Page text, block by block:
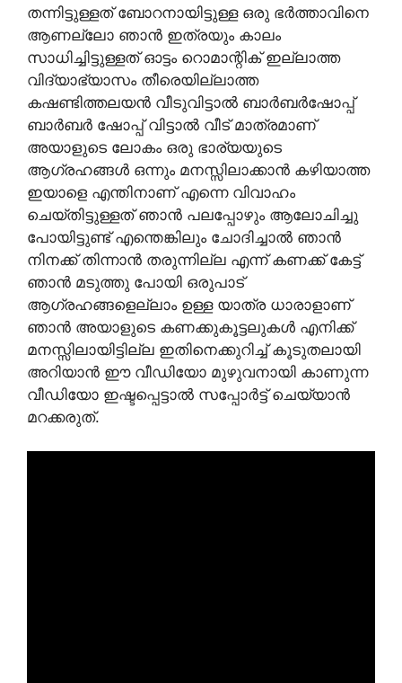
തന്നിട്ടുള്ളത് ബോറനായിട്ടുള്ള ഒരു ഭർത്താവിനെ
ആണല്ലോ ഞാൻ ഇത്രയും കാലം
സാധിച്ചിട്ടുള്ളത് ഓട്ടം റൊമാന്റിക് ഇല്ലാത്ത
വിദ്യാഭ്യാസം തീരെയില്ലാത്ത
കഷണ്ടിത്തലയൻ വീടുവിട്ടാൽ ബാർബർഷോപ്പ്
ബാർബർ ഷോപ്പ് വിട്ടാൽ വീട് മാത്രമാണ്
അയാളുടെ ലോകം ഒരു ഭാര്യയുടെ
ആഗ്രഹങ്ങൾ ഒന്നും മനസ്സിലാക്കാൻ കഴിയാത്ത
ഇയാളെ എന്തിനാണ് എന്നെ വിവാഹം
ചെയ്തിട്ടുള്ളത് ഞാൻ പലപ്പോഴും ആലോചിച്ചു
പോയിട്ടുണ്ട് എന്തെങ്കിലും ചോദിച്ചാൽ ഞാൻ
നിനക്ക് തിന്നാൻ തരുന്നില്ല എന്ന് കണക്ക് കേട്ട്
ഞാൻ മടുത്തു പോയി ഒരുപാട്
ആഗ്രഹങ്ങളെല്ലാം ഉള്ള യാത്ര ധാരാളാണ്
ഞാൻ അയാളുടെ കണക്കുകൂട്ടലുകൾ എനിക്ക്
മനസ്സിലായിട്ടില്ല ഇതിനെക്കുറിച്ച് കൂടുതലായി
അറിയാൻ ഈ വീഡിയോ മുഴുവനായി കാണുന്ന
വീഡിയോ ഇഷ്ടപ്പെട്ടാൽ സപ്പോർട്ട് ചെയ്യാൻ
മറക്കരുത്.